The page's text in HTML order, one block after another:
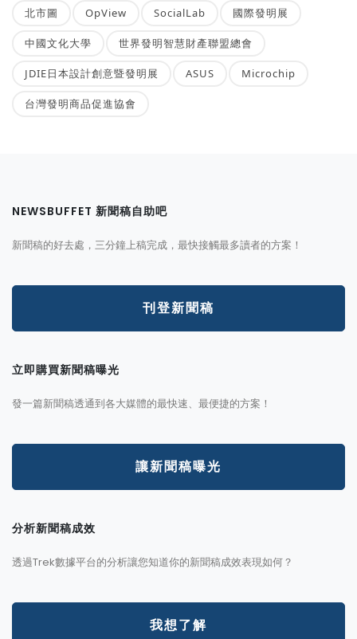
北市圖 OpView SocialLab 國際發明展
中國文化大學 世界發明智慧財產聯盟總會
JDIE日本設計創意暨發明展 ASUS Microchip
台灣發明商品促進協會
NEWSBUFFET 新聞稿自助吧
新聞稿的好去處，三分鐘上稿完成，最快接觸最多讀者的方案！
刊登新聞稿
立即購買新聞稿曝光
發一篇新聞稿透通到各大媒體的最快速、最便捷的方案！
讓新聞稿曝光
分析新聞稿成效
透過Trek數據平台的分析讓您知道你的新聞稿成效表現如何？
我想了解